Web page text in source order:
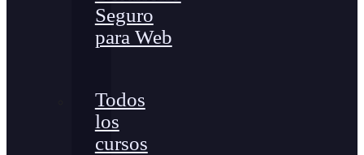
Seguro
para Web
Todos
los
cursos